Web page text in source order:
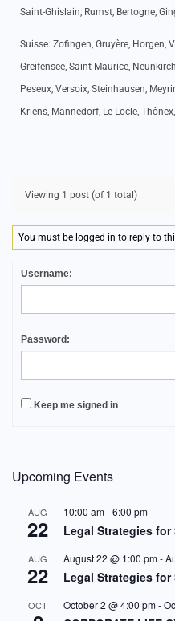
Saint-Ghislain, Rumst, Bertogne,
Suisse: Zofingen, Gruyère, Horgen,
Greifensee, Saint-Maurice,
Peseux, Versoix, Steinhausen,
Kriens, Männedorf, Le Locle,
Viewing 1 post (of 1 total)
You must be logged in to reply to
Username:
Password:
Keep me signed in
Upcoming Events
AUG
22
10:00 am-6:00 pm
Legal Strategies for
AUG
22
August 22 @ 1:00 pm-
Legal Strategies for
OCT October 2 @ 4:00 pm-